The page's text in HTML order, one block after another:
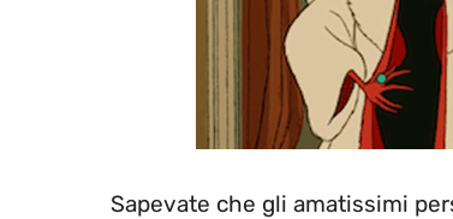
Sapevate che gli amatissimi